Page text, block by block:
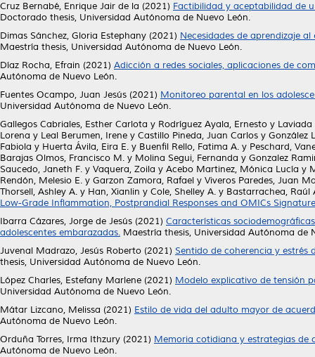
Cruz Bernabé, Enrique Jair de la (2021) Factibilidad y aceptabilidad de
Doctorado thesis, Universidad Autónoma de Nuevo León.
Dimas Sánchez, Gloria Estephany (2021) Necesidades de aprendizaje
Maestría thesis, Universidad Autónoma de Nuevo León.
Díaz Rocha, Efrain (2021) Adicción a redes sociales, aplicaciones de
Autónoma de Nuevo León.
Fuentes Ocampo, Juan Jesús (2021) Monitoreo parental en los
Universidad Autónoma de Nuevo León.
Gallegos Cabriales, Esther Carlota y Rodríguez Ayala, Ernesto y
Lorena y Leal Berumen, Irene y Castillo Pineda, Juan Carlos y González
Fabiola y Huerta Ávila, Eira E. y Buenfil Rello, Fatima A. y Peschard,
Barajas Olmos, Francisco M. y Molina Segui, Fernanda y Gonzalez
Saucedo, Janeth F. y Vaquera, Zoila y Acebo Martinez, Mónica Lucía y
Rendón, Melesio E. y Garzon Zamora, Rafael y Viveros Paredes, Juan
Thorsell, Ashley A. y Han, Xianlin y Cole, Shelley A. y Bastarrachea, Raúl
Low-Grade Inflammation, Postprandial Responses and OMICs
Ibarra Cázares, Jorge de Jesús (2021) Características
adolescentes embarazadas. Maestría thesis, Universidad Autónoma de
Juvenal Madrazo, Jesús Roberto (2021) Sentido de coherencia y
thesis, Universidad Autónoma de Nuevo León.
López Charles, Estefany Marlene (2021) Modelo explicativo de tensión
Universidad Autónoma de Nuevo León.
Mátar Lizcano, Melissa (2021) Estilo de vida del adulto mayor de
Autónoma de Nuevo León.
Orduña Torres, Irma Ithzury (2021) Memoria cotidiana y estrategias de
Autónoma de Nuevo León.